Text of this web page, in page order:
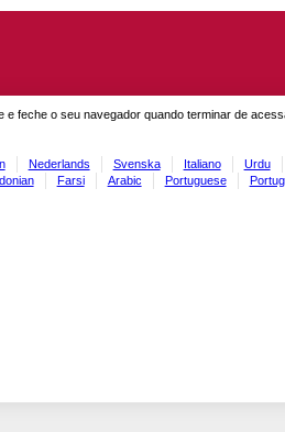
feche o seu navegador quando terminar de
Nederlands Svenska Italiano Urdu
Farsi Arabic Portuguese